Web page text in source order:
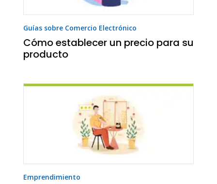
Guías sobre Comercio Electrónico
Cómo establecer un precio para su
producto
Emprendimiento